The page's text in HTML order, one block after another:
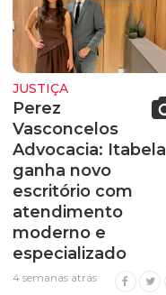
JUSTIÇA
Perez
Vasconcelos
Advocacia: Itabela
ganha novo
escritório com
atendimento
moderno e
especializado
4 semanas atrás